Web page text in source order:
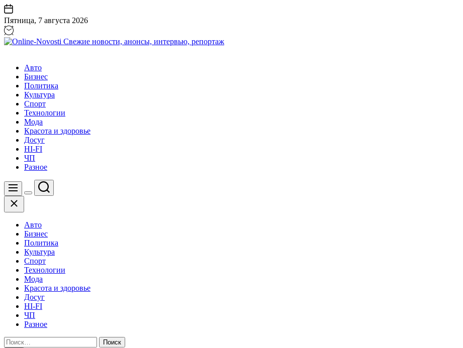
Перейти
к
содержанию
Пятница, 7 августа 2026
Свежие
новости,
анонсы,
интервью,
репортаж
Авто
Бизнес
Политика
Культура
Спорт
Технологии
Мода
Красота и здоровье
Досуг
HI-FI
ЧП
Разное
Меню
Цвет
Поиск
Закрыть
Авто
Бизнес
Политика
Культура
Спорт
Технологии
Мода
Красота и здоровье
Досуг
HI-FI
ЧП
Разное
Найти: